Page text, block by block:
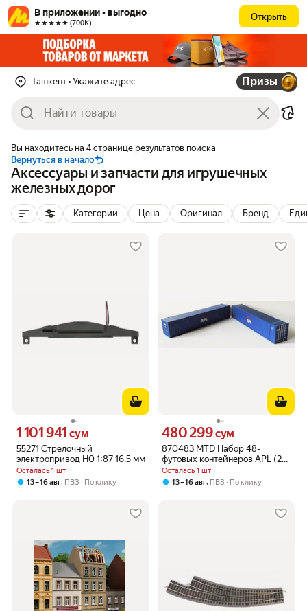
В приложении - выгодно
★★★★★ (700К)
Открыть
Ташкент • Укажите адрес Призы
Вы находитесь на 4 странице результатов поиска
Вернуться в начало
Аксессуары и запчасти для игрушечных
железных дорог
Категории Цена Оригинал Бренд
55271 Стрелочный
электропривод H0 1:87 16,5 мм
Осталась 1 шт
Цена 1101941 сум вместо
1 101 941 сум
13 – 16 авг, ПВЗ По клику
870483 MTD Набор 48-
футовых контейнеров APL (2
шт.) - модель в масштабе 1/87
для игрушечной железной
Осталась 1 шт
Цена 480299 сум вместо
480 299сум
13 – 16 авг, ПВЗ По клику